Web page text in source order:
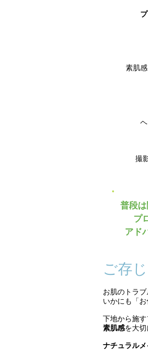
素肌
撮
普段
プ
アド
ご存
お肌のトラ
いかにも「
下地から施
素肌感を大
ナチュラルメ